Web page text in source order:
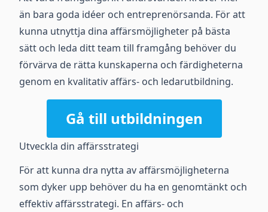
än bara goda idéer och entreprenörsanda. För att
kunna utnyttja dina affärsmöjligheter på bästa
sätt och leda ditt team till framgång behöver du
förvärva de rätta kunskaperna och färdigheterna
genom en kvalitativ affärs- och ledarutbildning.
Gå till utbildningen
Utveckla din affärsstrategi
För att kunna dra nytta av affärsmöjligheterna
som dyker upp behöver du ha en genomtänkt och
effektiv affärsstrategi. En affärs- och